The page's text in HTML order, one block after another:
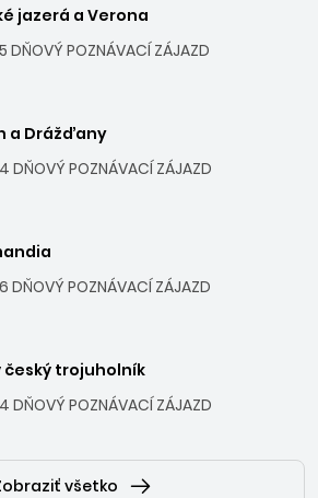
sa rozvíja na pobreží zálivu, pozdĺž
piesočnatej pláže. V súčasnosti je
letoviskom s krásnou novou
jazerá a Verona
5 DŇOVÝ POZNÁVACÍ ZÁJAZD
a Drážďany
4 DŇOVÝ POZNÁVACÍ ZÁJAZD
6 DŇOVÝ POZNÁVACÍ ZÁJAZD
český trojuholník
4 DŇOVÝ POZNÁVACÍ ZÁJAZD
všetko